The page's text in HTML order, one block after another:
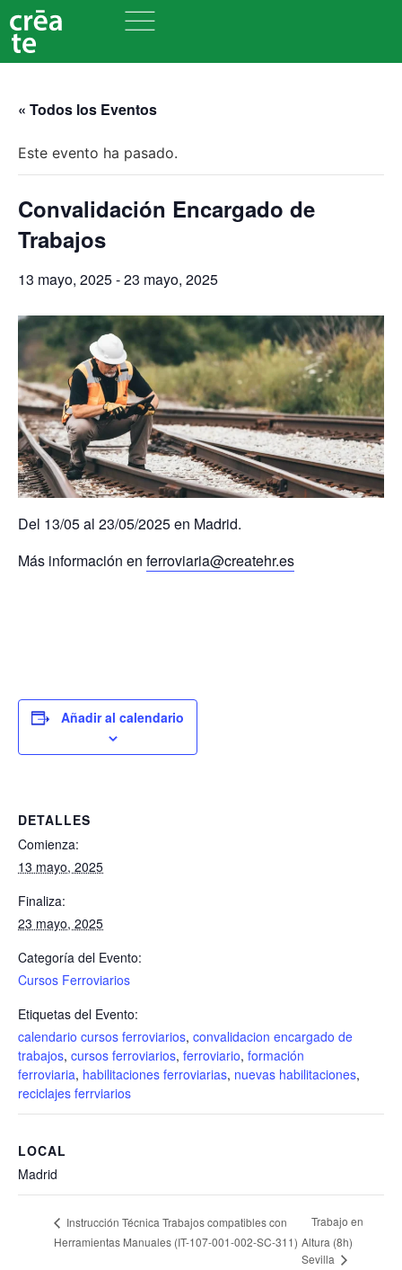
« Todos los Eventos
Este evento ha pasado.
Convalidación Encargado de
Trabajos
13 mayo, 2025-23 mayo, 2025
Del 13/05 al 23/05/2025 en Madrid.
Más información en ferroviaria@createhr.es
Añadir al calendario
DETALLES
Comienza:
13 mayo, 2025
Finaliza:
23 mayo, 2025
Categoría del Evento:
Cursos Ferroviarios
Etiquetas del Evento:
calendario cursos ferroviarios, convalidacion encargado de
trabajos, cursos ferroviarios, ferroviario, formación
ferroviaria, habilitaciones ferroviarias, nuevas habilitaciones,
reciclajes ferrviarios
LOCAL
Madrid
Instrucción Técnica Trabajos compatibles con
Herramientas Manuales (IT-107-001-002-SC-311)
Trabajo en
Altura (8h)
Sevilla